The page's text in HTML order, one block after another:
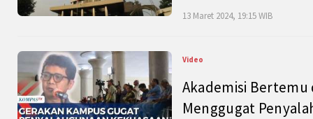
13 Maret 2024, 19:15 WIB
Video
Akademisi Bertemu
Menggugat